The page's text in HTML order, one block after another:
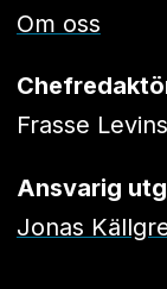
Om oss
Frasse
Ansvarig
Jonas